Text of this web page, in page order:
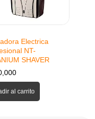
Electrica
NT-
SHAVER
al carrito